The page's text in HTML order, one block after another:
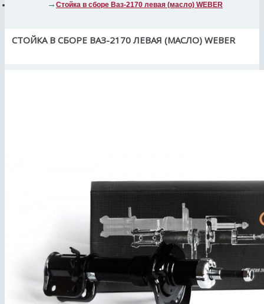
Стойка в сборе Ваз-2170 левая (масло) WEBER
СТОЙКА В СБОРЕ ВАЗ-2170 ЛЕВАЯ (МАСЛО) WEBER